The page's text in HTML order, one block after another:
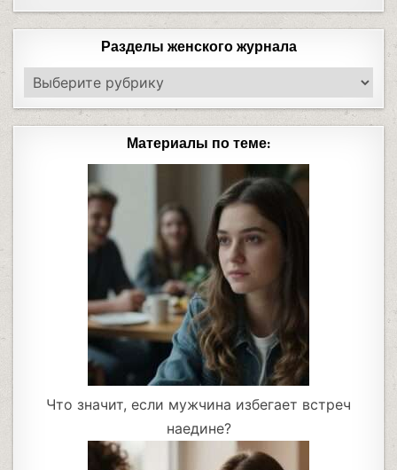
Разделы женского журнала
Материалы по теме:
Что значит, если мужчина избегает встреч
наедине?